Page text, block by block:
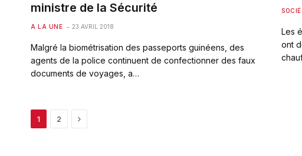
ministre de la Sécurité
A LA UNE 23 AVRIL 2018
Malgré la biométrisation des passeports guinéens, des
agents de la police continuent de confectionner des faux
documents de voyages, a…
Les
ont
1 2 Next